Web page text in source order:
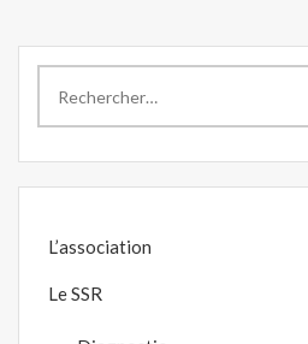
L’association
Le SSR